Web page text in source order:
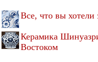
Все, что вы хотели
Керамика
Востоком